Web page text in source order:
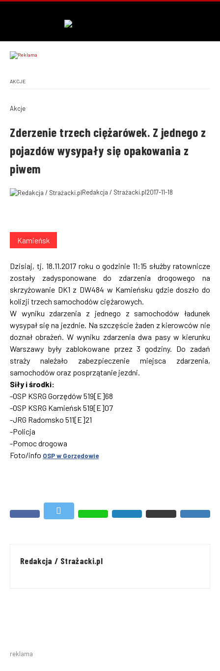
AKCJE
Akcje
Zderzenie trzech ciężarówek. Z jednego z
pojazdów wysypały się opakowania z
piwem
Redakcja / Strażacki.pl2017-11-18
Kamieńsk
Dzisiaj, tj. 18.11.2017 roku o godzinie 11:15 służby ratownicze
zostały zadysponowane do zdarzenia drogowego na
skrzyżowanie DK1 z DW484 w Kamieńsku gdzie doszło do
kolizji trzech samochodów ciężarowych.
W wyniku zdarzenia z jednego z samochodów ładunek
wysypał się na jezdnie. Na szczęście żaden z kierowców nie
doznał obrażeń. W wyniku zdarzenia dwa pasy w kierunku
Warszawy były zablokowane przez 3 godziny. Do zadań
straży należało zabezpieczenie miejsca zdarzenia,
samochodów oraz posprzątanie jezdni.
Siły i środki:
-OSP KSRG Gorzędów 519[E]68
-OSP KSRG Kamieńsk 519[E]07
-JRG Radomsko 511[E]21
-Policja
-Pomoc drogowa
Foto/info OSP w Gorzędowie
Redakcja / Strażacki.pl
reklama